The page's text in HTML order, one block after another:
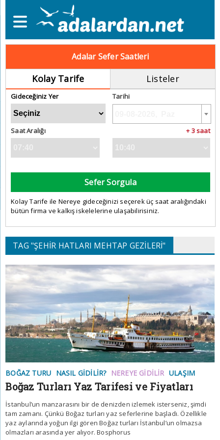
Adalar Sefer Saatleri
Kolay Tarife Listeler
Gideceğiniz Yer Tarihi
Saat Aralığı + 3 saat
Sefer Sorgula
Kolay Tarife ile Nereye gideceğinizi seçerek üç saat aralığındaki
bütün firma ve kalkış iskelelerine ulaşabilirisiniz.
TAG "ŞEHIR HATLARI MEHTAP GEZILERI"
BOĞAZ TURU NASIL GIDILIR? NEREYE GIDILIR ULAŞIM
Boğaz Turları Yaz Tarifesi ve Fiyatları
İstanbul’un manzarasını bir de denizden izlemek isterseniz, şimdi
tam zamanı. Çünkü Boğaz turları yaz seferlerine başladı. Özellikle
yaz aylarında yoğun ilgi gören Boğaz turları İstanbul’un olmazsa
olmazları arasında yer alıyor. Bosphorus